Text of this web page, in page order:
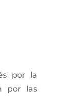
por la
por las